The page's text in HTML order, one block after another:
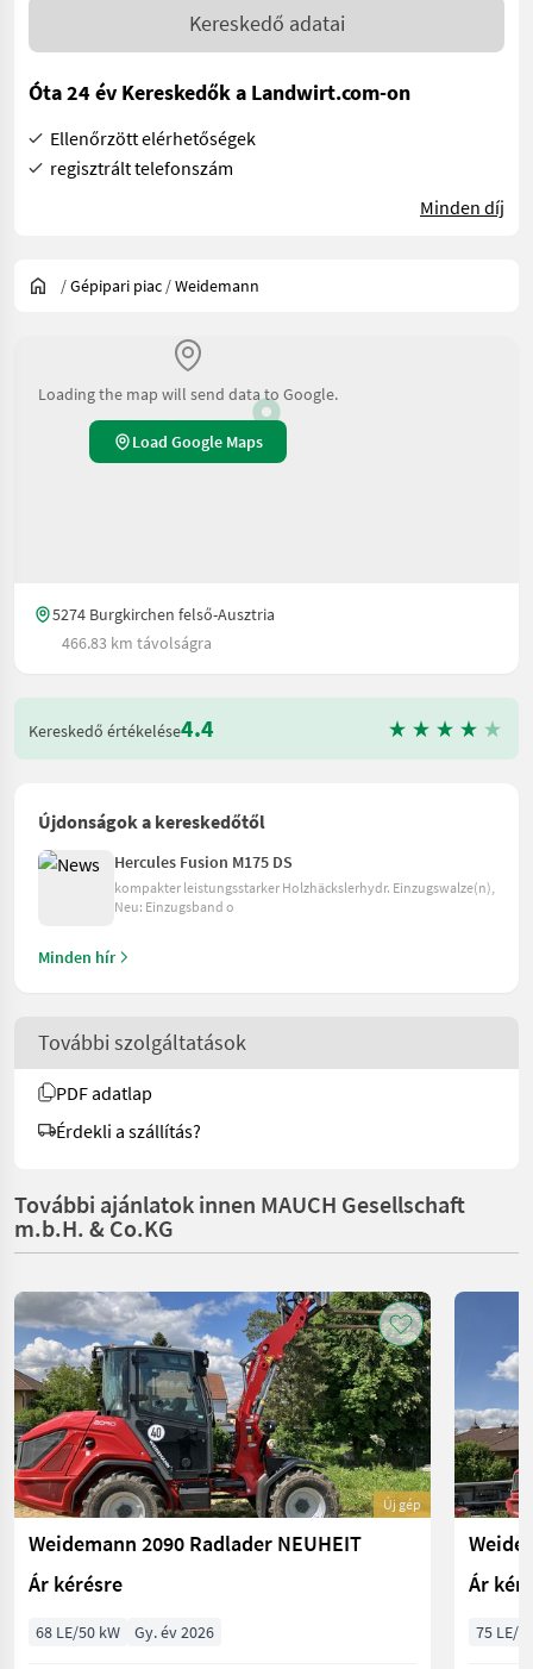
Kereskedő adatai
Óta 24 év Kereskedők a Landwirt.com-on
Ellenőrzött elérhetőségek
regisztrált telefonszám
Minden díj
/Gépipari piac /Weidemann
Loading the map will send data to Google.
Load Google Maps
5274 Burgkirchen felső-Ausztria
466.83 km távolságra
Kereskedő értékelése4.4
Újdonságok a kereskedőtől
Hercules Fusion M175 DS
kompakter leistungsstarker Holzhäckslerhydr. Einzugswalze(n),
Neu: Einzugsband o
Minden hír
További szolgáltatások
PDF adatlap
Érdekli a szállítás?
További ajánlatok innen MAUCH Gesellschaft
m.b.H. & Co.KG
Új gép
Weidemann 2090 Radlader NEUHEIT
Ár kérésre
68 LE/50 kW Gy. év 2026
Ár
75 LE/